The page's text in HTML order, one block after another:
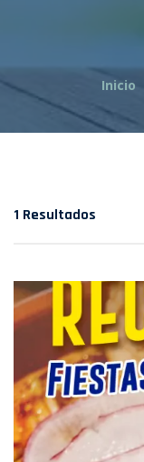
Inicio
1 Resultados